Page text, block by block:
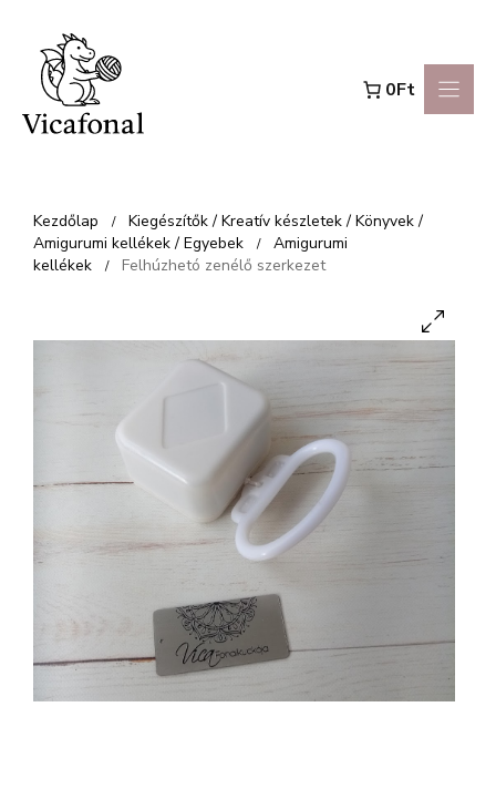
Kilépés
tartalomba
0Ft
Kezdőlap /
Kiegészítők / Kreatív készletek / Könyvek /
Amigurumi kellékek / Egyebek
/
Amigurumi
kellékek
/ Felhúzhetó zenélő szerkezet